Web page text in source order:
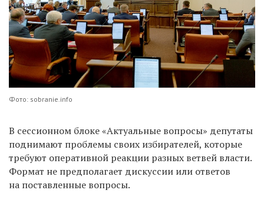
Фото: sobranie.info
В сессионном блоке «Актуальные вопросы» депутаты
поднимают проблемы своих избирателей, которые
требуют оперативной реакции разных ветвей власти.
Формат не предполагает дискуссии или ответов
на поставленные вопросы.